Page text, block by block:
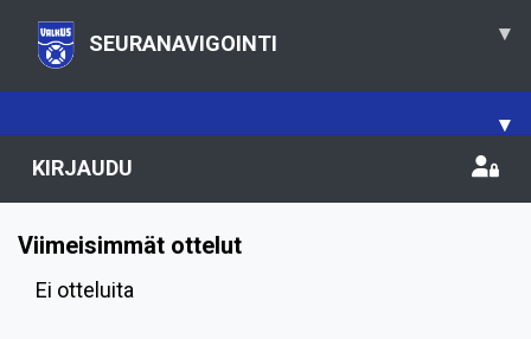
SEURANAVIGOINTI ▾
▾
KIRJAUDU
Viimeisimmät ottelut
Ei otteluita